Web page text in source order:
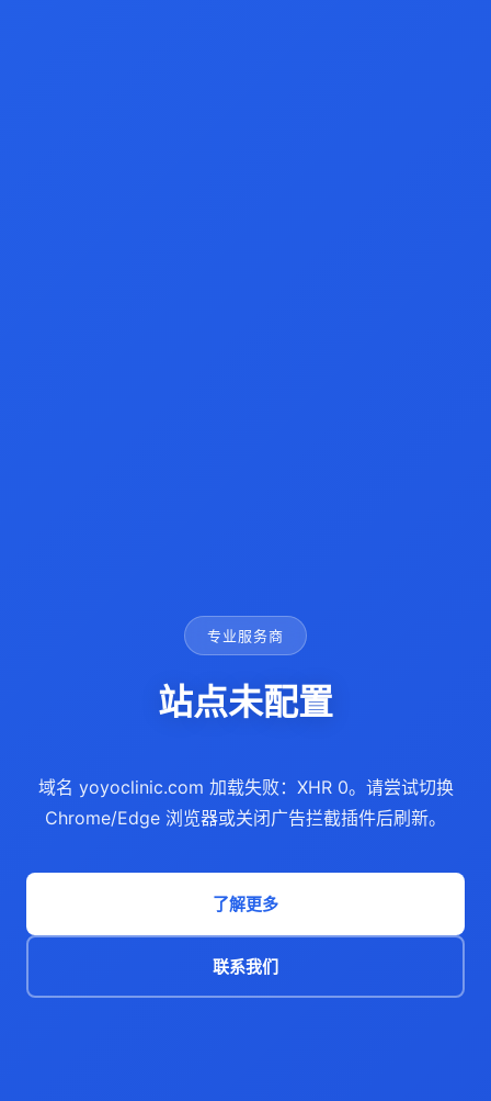
专业服务商
站点未配置
域名 yoyoclinic.com 加载失败：XHR 0。请尝试切换
Chrome/Edge 浏览器或关闭广告拦截插件后刷新。
了解更多
联系我们